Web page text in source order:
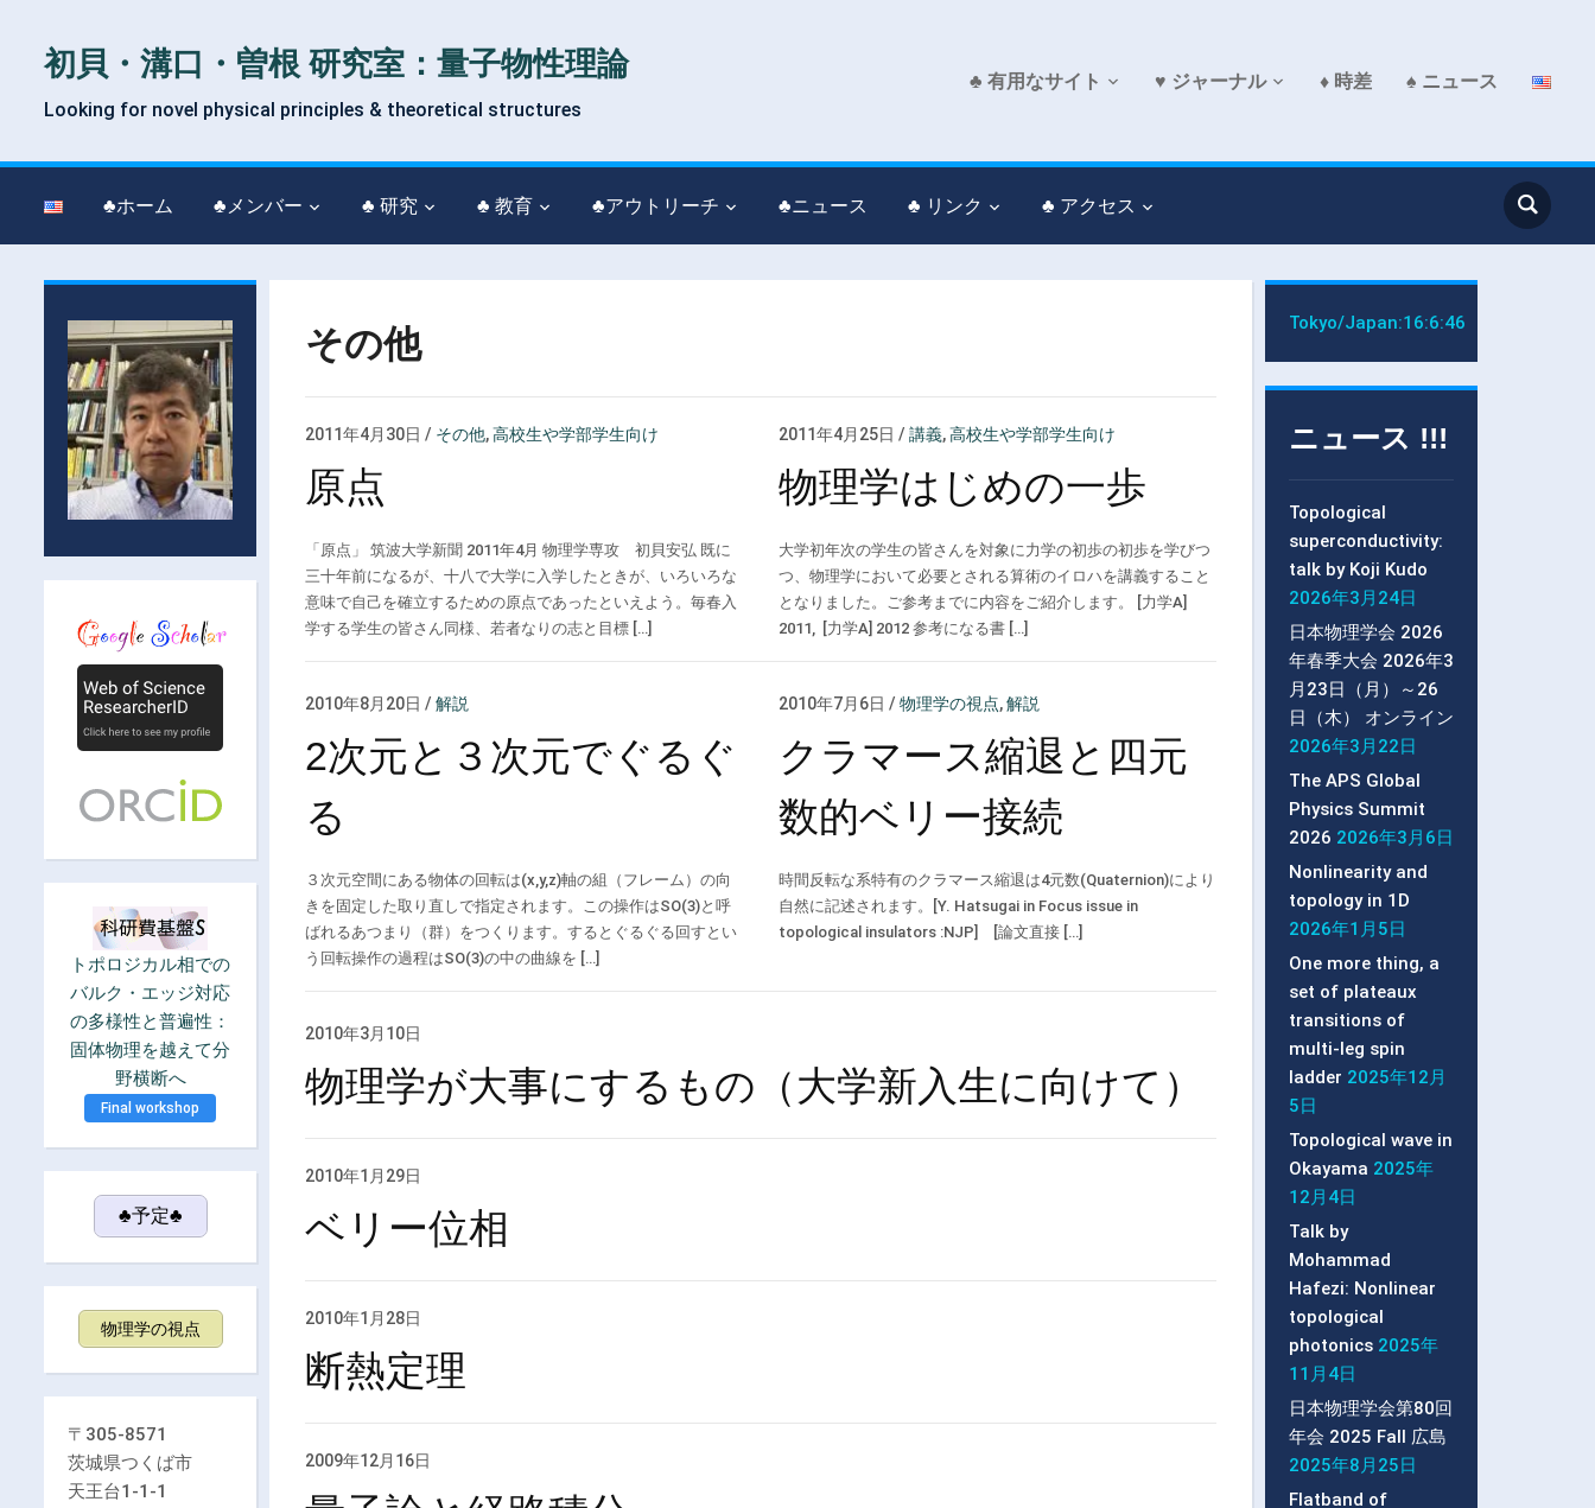
初貝・溝口・曽根 研究室：量子物性理論
Looking for novel physical principles & theoretical structures
♣ 有用なサイト ♥ ジャーナル ♦ 時差 ♠ ニュース
♣ホーム ♣メンバー ♣ 研究 ♣ 教育 ♣アウトリーチ ♣ニュース ♣ リンク ♣ アクセス
トポロジカル相での
バルク・エッジ対応
の多様性と普遍性：
固体物理を越えて分
野横断へ
Final workshop
♣予定♣
物理学の視点
〒305-8571
茨城県つくば市
天王台1-1-1
その他
2011年4月30日 / その他,高校生や学部学生向け
原点
「原点」 筑波大学新聞 2011年4月 物理学専攻 初貝安弘 既に
三十年前になるが、十八で大学に入学したときが、いろいろな
意味で自己を確立するための原点であったといえよう。毎春入
学する学生の皆さん同様、若者なりの志と目標 […]
2011年4月25日 / 講義,高校生や学部学生向け
物理学はじめの一歩
大学初年次の学生の皆さんを対象に力学の初歩の初歩を学びつ
つ、物理学において必要とされる算術のイロハを講義すること
となりました。ご参考までに内容をご紹介します。 [力学A]
2011, [力学A] 2012 参考になる書 […]
2010年8月20日 /解説
2次元と３次元でぐるぐ
る
３次元空間にある物体の回転は(x,y,z)軸の組（フレーム）の向
きを固定した取り直しで指定されます。この操作はSO(3)と呼
ばれるあつまり（群）をつくります。するとぐるぐる回すとい
う回転操作の過程はSO(3)の中の曲線を […]
2010年7月6日 / 物理学の視点,解説
クラマース縮退と四元
数的ベリー接続
時間反転な系特有のクラマース縮退は4元数(Quaternion)により
自然に記述されます。[Y. Hatsugai in Focus issue in
topological insulators :NJP] [論文直接 […]
2010年3月10日
物理学が大事にするもの（大学新入生に向けて）
2010年1月29日
ベリー位相
2010年1月28日
断熱定理
2009年12月16日
Tokyo/Japan:16:6:47
ニュース !!!
Topological
superconductivity:
talk by Koji Kudo
2026年3月24日
日本物理学会 2026
年春季大会 2026年3
月23日（月）～26
日（木） オンライン
2026年3月22日
The APS Global
Physics Summit
2026 2026年3月6日
Nonlinearity and
topology in 1D
2026年1月5日
One more thing, a
set of plateaux
transitions of
multi-leg spin
ladder 2025年12月
5日
Topological wave in
Okayama 2025年
12月4日
Talk by
Mohammad
Hafezi: Nonlinear
topological
photonics 2025年
11月4日
日本物理学会第80回
年会 2025 Fall 広島
2025年8月25日
Flatband of